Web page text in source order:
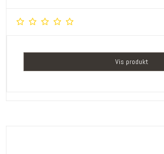
Vis produkt